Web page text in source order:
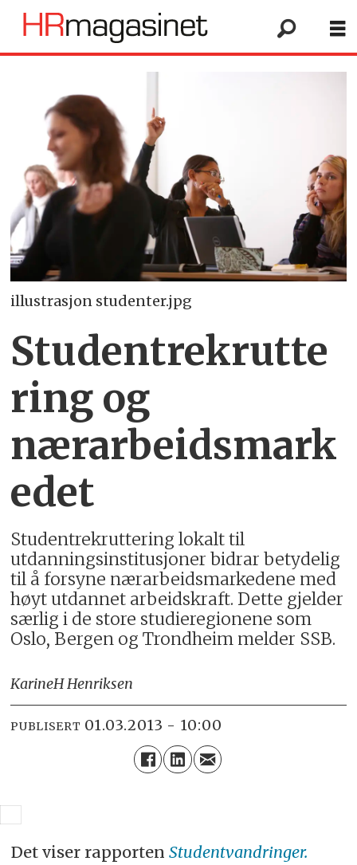
illustrasjon studenter.jpg
Studentrekrutte
ring og
nærarbeidsmark
edet
Studentrekruttering lokalt til
utdanningsinstitusjoner bidrar betydelig
til å forsyne nærarbeidsmarkedene med
høyt utdannet arbeidskraft. Dette gjelder
særlig i de store studieregionene som
Oslo, Bergen og Trondheim melder SSB.
KarineH Henriksen
PUBLISERT 01.03.2013 - 10:00
Det viser rapporten Studentvandringer.